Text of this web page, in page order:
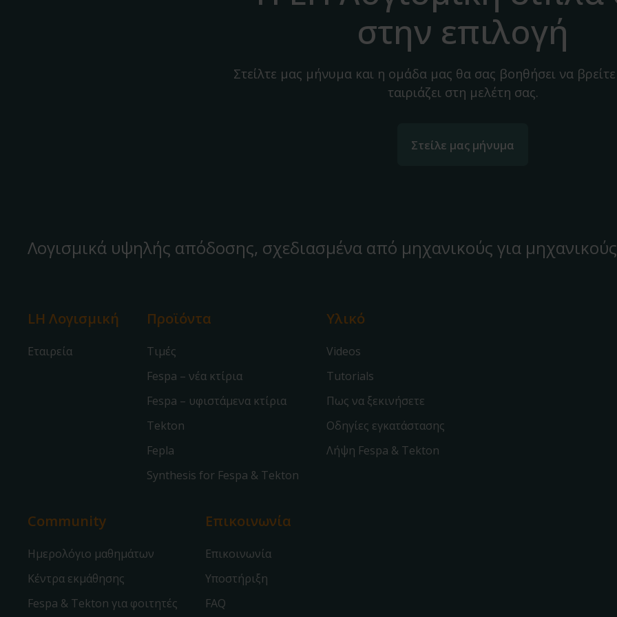
στην επιλογή
Στείλτε μας μήνυμα και η ομάδα μας θα σας βοηθήσει να
ταιριάζει στη μελέτη σας.
Στείλε μας μήνυμα
Λογισμικά υψηλής απόδοσης, σχεδιασμένα από μηχανικούς για
LH Λογισμική
Εταιρεία
Προϊόντα
Τιμές
Fespa – νέα κτίρια
Fespa – υφιστάμενα κτίρια
Tekton
Fepla
Synthesis for Fespa & Tekton
Υλικό
Videos
Tutorials
Πως να ξεκινήσετε
Οδηγίες εγκατάστασης
Λήψη Fespa & Tekton
Community
Ημερολόγιο μαθημάτων
Κέντρα εκμάθησης
Fespa & Tekton για φοιτητές
Επικοινωνία
Επικοινωνία
Υποστήριξη
FAQ